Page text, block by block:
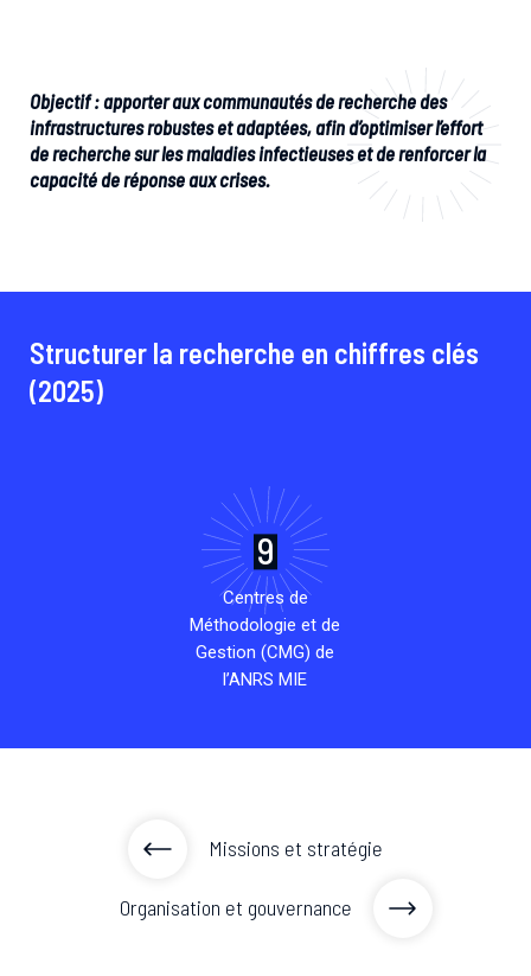
Objectif : apporter aux communautés de recherche des
infrastructures robustes et adaptées, afin d’optimiser l’effort
de recherche sur les maladies infectieuses et de renforcer la
capacité de réponse aux crises.
Structurer la recherche en chiffres clés
(2025)
9
Centres de
Méthodologie et de
Gestion (CMG) de
l’ANRS MIE
Missions et stratégie
Organisation et gouvernance